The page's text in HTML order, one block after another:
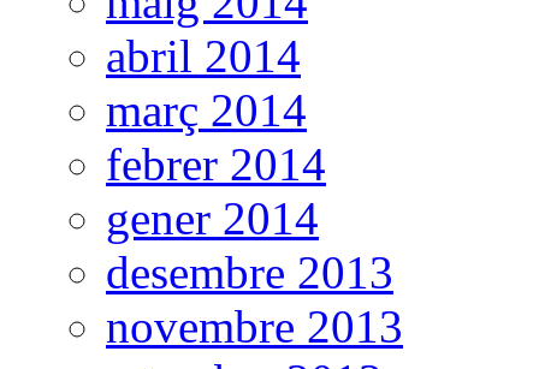
abril 2014
març 2014
febrer 2014
gener 2014
desembre 2013
novembre 2013